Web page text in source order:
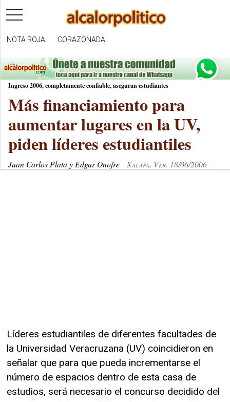
toggle
navigation
NOTA ROJA CORAZONADA
Ingreso 2006, completamente confiable, aseguran estudiantes
Más financiamiento para
aumentar lugares en la UV,
piden líderes estudiantiles
Juan Carlos Plata y Edgar Onofre Xalapa, Ver. 18/06/2006
Líderes estudiantiles de diferentes facultades de
la Universidad Veracruzana (UV) coincidieron en
señalar que para que pueda incrementarse el
número de espacios dentro de esta casa de
estudios, será necesario el concurso decidido del